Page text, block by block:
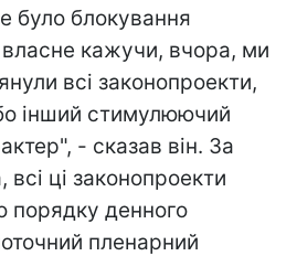
було блокування
власне кажучи, вчора, ми
всі законопроекти,
інший стимулюючий
- сказав він. За
ці законопроекти
порядку денного
пленарний